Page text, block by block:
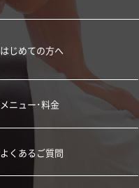
はじめての方へ
メニュー･料金
よくあるご質問